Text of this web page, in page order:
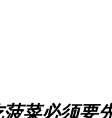
菜必须要